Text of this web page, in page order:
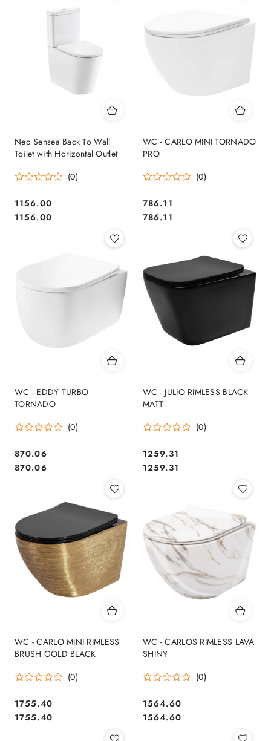
Neo Sensea Back To Wall
Toilet with Horizontal Outlet
(0)
Cena:
1156.00
Cena:
1156.00
WC - CARLO MINI TORNADO
PRO
(0)
Cena:
786.11
Cena:
786.11
WC - EDDY TURBO
TORNADO
(0)
Cena:
870.06
Cena:
870.06
WC - JULIO RIMLESS BLACK
MATT
(0)
Cena:
1259.31
Cena:
1259.31
WC - CARLO MINI RIMLESS
BRUSH GOLD BLACK
(0)
Cena:
1755.40
Cena:
1755.40
WC - CARLOS RIMLESS LAVA
SHINY
(0)
Cena:
1564.60
Cena:
1564.60